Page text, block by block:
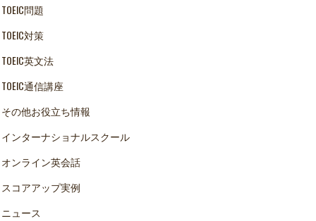
TOEIC問題
TOEIC対策
TOEIC英文法
TOEIC通信講座
その他お役立ち情報
インターナショナルスクール
オンライン英会話
スコアアップ実例
ニュース